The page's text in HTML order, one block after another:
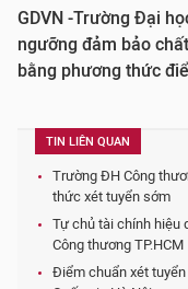
GDVN -Trường Đại
ngưỡng đảm bảo
bằng phương thức
TIN LIÊN QUAN
Trường ĐH Công
thức xét tuyển sớm
Tự chủ tài chính hiệu
Công thương TP.HCM
Điểm chuẩn xét